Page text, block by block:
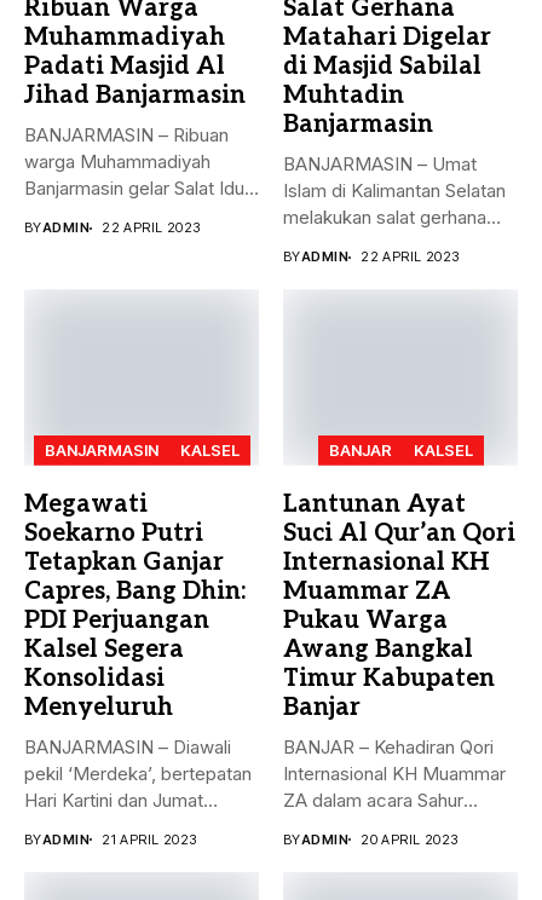
Ribuan Warga
Muhammadiyah
Padati Masjid Al
Jihad Banjarmasin
BANJARMASIN – Ribuan
warga Muhammadiyah
Banjarmasin gelar Salat Idul
BYADMIN 22 APRIL 2023
Salat Gerhana
Matahari Digelar
di Masjid Sabilal
Muhtadin
Banjarmasin
BANJARMASIN – Umat
Islam di Kalimantan Selatan
melakukan salat gerhana
BYADMIN 22 APRIL 2023
BANJARMASIN KALSEL
Megawati
Soekarno Putri
Tetapkan Ganjar
Capres, Bang Dhin:
PDI Perjuangan
Kalsel Segera
Konsolidasi
Menyeluruh
BANJARMASIN – Diawali
pekil ‘Merdeka’, bertepatan
Hari Kartini dan Jumat
BYADMIN 21 APRIL 2023
BANJAR KALSEL
Lantunan Ayat
Suci Al Qur’an Qori
Internasional KH
Muammar ZA
Pukau Warga
Awang Bangkal
Timur Kabupaten
Banjar
BANJAR – Kehadiran Qori
Internasional KH Muammar
ZA dalam acara Sahur
BYADMIN 20 APRIL 2023